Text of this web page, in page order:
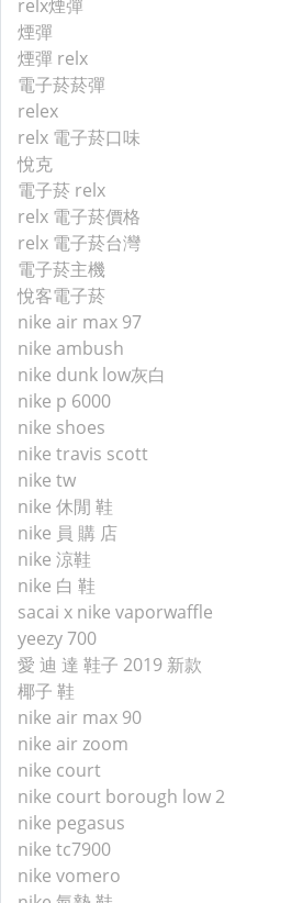
relx煙彈
煙彈
煙彈 relx
電子菸菸彈
relex
relx 電子菸口味
悅克
電子菸 relx
relx 電子菸價格
relx 電子菸台灣
電子菸主機
悅客電子菸
nike air max 97
nike ambush
nike dunk low灰白
nike p 6000
nike shoes
nike travis scott
nike tw
nike 休閒 鞋
nike 員 購 店
nike 涼鞋
nike 白 鞋
sacai x nike vaporwaffle
yeezy 700
愛 迪 達 鞋子 2019 新款
椰子 鞋
nike air max 90
nike air zoom
nike court
nike court borough low 2
nike pegasus
nike tc7900
nike vomero